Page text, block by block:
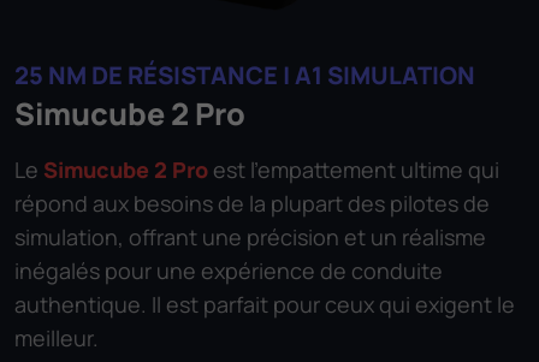
25 NM DE RÉSISTANCE | A1 SIMULATION
Simucube 2 Pro
Le Simucube 2 Pro est l'empattement ultime qui
répond aux besoins de la plupart des pilotes de
simulation, offrant une précision et un réalisme
inégalés pour une expérience de conduite
authentique. Il est parfait pour ceux qui exigent le
meilleur.